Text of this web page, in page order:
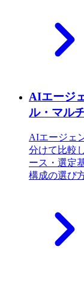
AIエージ
ル・マル
AIエージェ
分けて比較
ース・選定
構成の選び